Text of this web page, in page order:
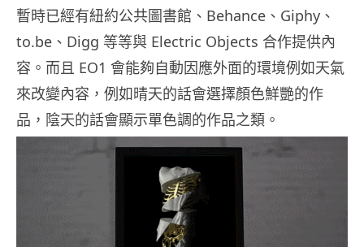
暫時已經有紐約公共圖書館、Behance、Giphy、
to.be、Digg 等等與 Electric Objects 合作提供內
容。而且 EO1 會能夠自動因應外面的環境例如天氣
來改變內容，例如晴天的話會選擇顏色鮮艷的作
品，陰天的話會顯示單色調的作品之類。